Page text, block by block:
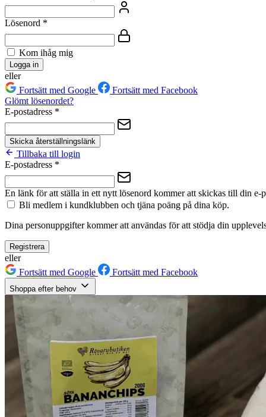
Lösenord *
Kom ihåg mig
Logga in
eller
Fortsätt med Google
Fortsätt med Facebook
Glömt lösenordet?
E-postadress *
Skicka återställningslänk
Tillbaka till login
E-postadress *
En länk för att ställa in ett nytt lösenord kommer att skickas till din e-
Bli medlem i kundklubben och tjäna poäng på dina köp.
Dina personuppgifter kommer att användas för att stödja din
Registrera
eller
Fortsätt med Google
Fortsätt med Facebook
Shoppa efter behov